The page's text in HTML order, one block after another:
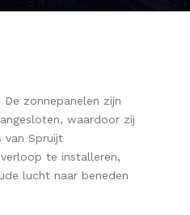
zonnepanelen zijn
waardoor zij
van Spruijt
te installeren,
lucht naar beneden